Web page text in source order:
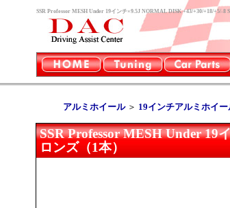
SSR Professor MESH Under 19インチ×9.5J NORMAL DISK +43/+30/+18/+5/-
アルミホイール＞ 19インチアルミホイー
SSR Professor MESH Under 19
ロンズ（1本）